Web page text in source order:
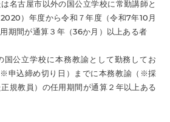
名古屋市以外の国公立学校に常勤講師と
）年度から令和７年度（令和7年10月
期間が通算３年（36か月）以上ある者
公立学校に本務教諭として勤務してお
申込締め切り日）までに本務教諭（※採
規教員）の任用期間が通算２年以上ある